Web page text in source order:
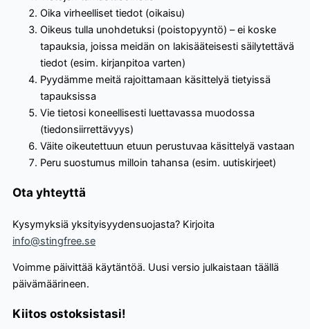
Oika virheelliset tiedot (oikaisu)
Oikeus tulla unohdetuksi (poistopyyntö) – ei koske
tapauksia, joissa meidän on lakisääteisesti säilytettävä
tiedot (esim. kirjanpitoa varten)
Pyydämme meitä rajoittamaan käsittelyä tietyissä
tapauksissa
Vie tietosi koneellisesti luettavassa muodossa
(tiedonsiirrettävyys)
Väite oikeutettuun etuun perustuvaa käsittelyä vastaan
Peru suostumus milloin tahansa (esim. uutiskirjeet)
Ota yhteyttä
Kysymyksiä yksityisyydensuojasta? Kirjoita
info@stingfree.se
Voimme päivittää käytäntöä. Uusi versio julkaistaan täällä
päivämäärineen.
Kiitos ostoksistasi!